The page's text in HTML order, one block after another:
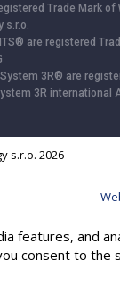
Trade Mark of
s.r.o.
are registered
3R® are
3R international
s.r.o. 2026
features, and
consent to